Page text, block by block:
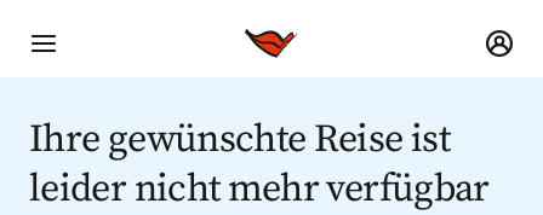
Ihre gewünschte Reise ist
leider nicht mehr verfügbar